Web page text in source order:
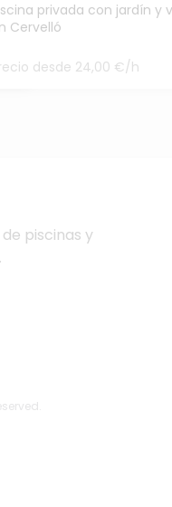
privada con jardín y
Cervelló
desde 24,00 €/h
piscinas y